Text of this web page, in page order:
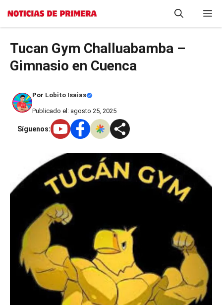
Saltar
Tucan Gym Challuabamba –
Gimnasio en Cuenca
Por Lobito Isaias
Publicado el: agosto 25, 2025
Síguenos: